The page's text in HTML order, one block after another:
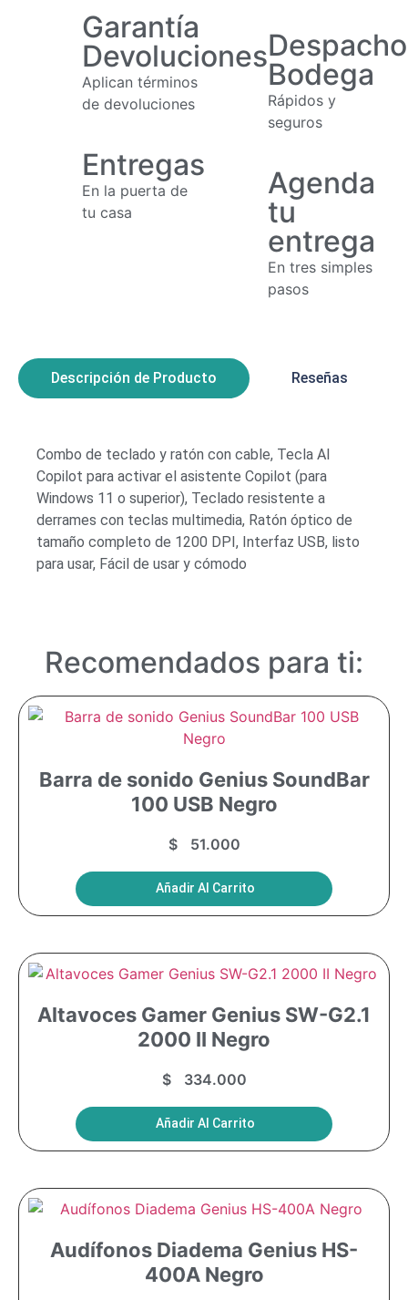
Garantía
Devoluciones
Aplican términos
de devoluciones
Bodega
Rápidos y
seguros
Entregas
En la puerta de
tu casa
Agenda
tu
entrega
En tres simples
pasos
Descripción de Producto Reseñas
Combo de teclado y ratón con cable, Tecla AI
Copilot para activar el asistente Copilot (para
Windows 11 o superior), Teclado resistente a
derrames con teclas multimedia, Ratón óptico de
tamaño completo de 1200 DPI, Interfaz USB, listo
para usar, Fácil de usar y cómodo
Recomendados para ti:
Barra de sonido Genius SoundBar
100 USB Negro
$51.000
Añadir Al Carrito
Altavoces Gamer Genius SW-G2.1
2000 II Negro
$334.000
Añadir Al Carrito
Audífonos Diadema Genius HS-
400A Negro